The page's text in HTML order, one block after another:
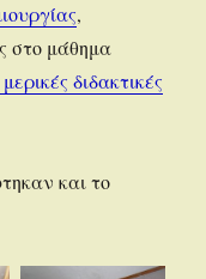
,
στο μάθημα
διδακτικές
και το